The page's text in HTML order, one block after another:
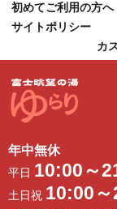
初めてご利用の方へ
サイトポリシー
カ
年中無休
平日 10:00～
土日祝 10:00